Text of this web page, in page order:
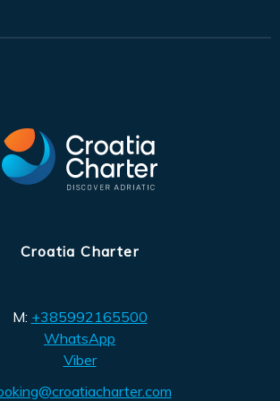
Croatia Charter
M: +385992165500
WhatsApp
Viber